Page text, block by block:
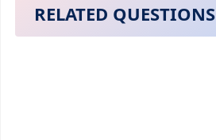
RELATED QUESTIONS